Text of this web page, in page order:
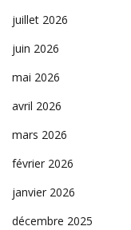
juillet 2026
juin 2026
mai 2026
avril 2026
mars 2026
février 2026
janvier 2026
décembre 2025